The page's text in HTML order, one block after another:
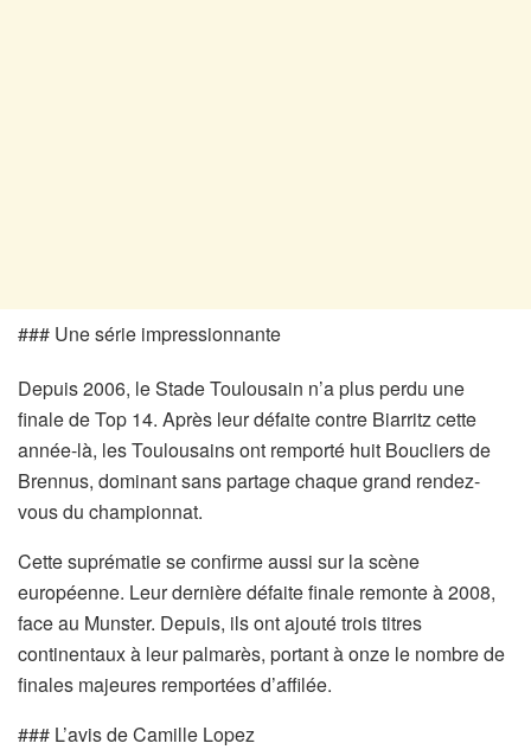
### Une série impressionnante
Depuis 2006, le Stade Toulousain n’a plus perdu une
finale de Top 14. Après leur défaite contre Biarritz cette
année-là, les Toulousains ont remporté huit Boucliers de
Brennus, dominant sans partage chaque grand rendez-
vous du championnat.
Cette suprématie se confirme aussi sur la scène
européenne. Leur dernière défaite finale remonte à 2008,
face au Munster. Depuis, ils ont ajouté trois titres
continentaux à leur palmarès, portant à onze le nombre de
finales majeures remportées d’affilée.
### L’avis de Camille Lopez